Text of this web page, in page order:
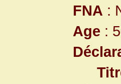
FNA :
Age :